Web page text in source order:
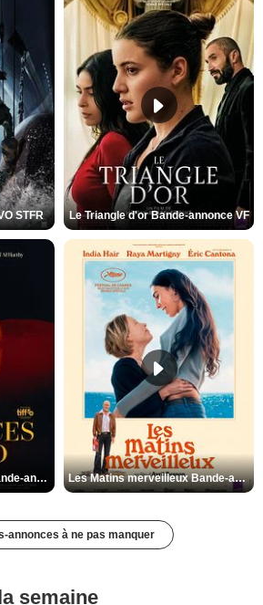
STFR Le Triangle d'or Bande-annonce VF
Les Silences de Riyad Bande-annonce VO STFR Les Matins merveilleux Bande-annonce VF
annonces à ne pas manquer
semaine